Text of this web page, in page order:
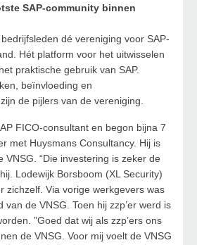
SAP-community binnen
dé vereniging voor SAP-
Hét platform voor het uitwisselen
praktische gebruik van SAP.
beïnvloeding en
de pijlers van de vereniging.
FICO-consultant en begon bijna 7
met Huysmans Consultancy. Hij is
VNSG. “Die investering is zeker de
Lodewijk Borsboom (XL Security)
zichzelf. Via vorige werkgevers was
van de VNSG. Toen hij zzp’er werd is
”Goed dat wij als zzp’ers ons
de VNSG. Voor mij voelt de VNSG